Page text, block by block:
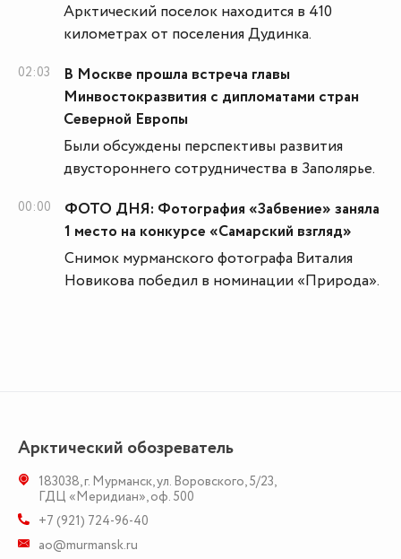
Арктический поселок находится в 410
километрах от поселения Дудинка.
02:03
В Москве прошла встреча главы
Минвостокразвития с дипломатами стран
Северной Европы
Были обсуждены перспективы развития
двустороннего сотрудничества в Заполярье.
00:00
ФОТО ДНЯ: Фотография «Забвение» заняла
1 место на конкурсе «Самарский взгляд»
Снимок мурманского фотографа Виталия
Новикова победил в номинации «Природа».
Арктический обозреватель
183038,г. Мурманск,ул. Воровского, 5/23,
ГДЦ «Меридиан», оф. 500
+7 (921) 724-96-40
ao@murmansk.ru